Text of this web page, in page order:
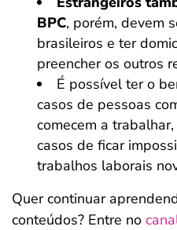
BPC, porém, devem
brasileiros e ter
preencher os outros
É possível ter o
casos de pessoas
comecem a
casos de ficar
trabalhos laborais
Quer continuar
conteúdos? Entre no